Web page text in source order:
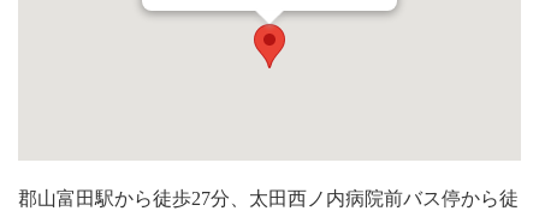
郡山富田駅から徒歩27分、太田西ノ内病院前バス停から徒